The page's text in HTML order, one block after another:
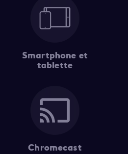
Smartphone et
tablette
Chromecast